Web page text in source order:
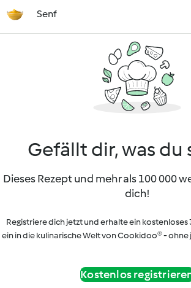
Senf
Gefällt dir, was du
Dieses Rezept und mehr als 100 000
dich!
Registriere dich jetzt und erhalte ein kostenloses
ein in die kulinarische Welt von Cookidoo® -
Kostenlos